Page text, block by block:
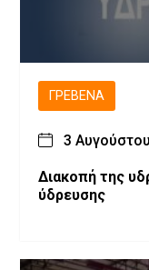
ΓΡΕΒΕΝΆ
3
Διακοπή της
ύδρευσης